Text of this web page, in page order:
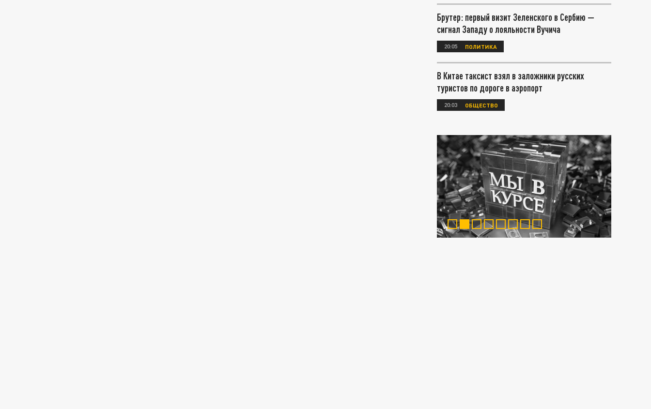
Брутер: первый визит Зеленского в Сербию —
сигнал Западу о лояльности Вучича
20:05 ПОЛИТИКА
В Китае таксист взял в заложники русских
туристов по дороге в аэропорт
20:03 ОБЩЕСТВО